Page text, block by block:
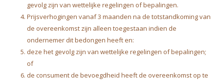
gevolg zijn van wettelijke regelingen of bepalingen.
Prijsverhogingen vanaf 3 maanden na de totstandkoming van
de overeenkomst zijn alleen toegestaan indien de
ondernemer dit bedongen heeft en:
deze het gevolg zijn van wettelijke regelingen of bepalingen;
of
de consument de bevoegdheid heeft de overeenkomst op te